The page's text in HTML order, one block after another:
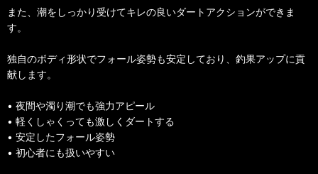
また、潮をしっかり受けてキレの良いダートアクションができま
す。
独自のボディ形状でフォール姿勢も安定しており、釣果アップに貢
献します。
• 夜間や濁り潮でも強力アピール
• 軽くしゃくっても激しくダートする
• 安定したフォール姿勢
• 初心者にも扱いやすい